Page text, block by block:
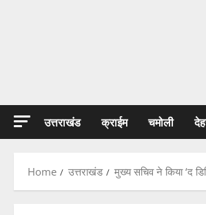
उत्तराखंड क्राईम चमोली
Home उत्तराखंड मुख्य सचिव ने किया ‘द